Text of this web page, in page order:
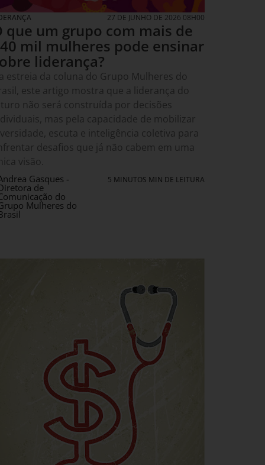
27 DE JUNHO DE 2026 08H00
que um grupo com mais de
mil mulheres pode ensinar
liderança?
estreia da coluna do Grupo Mulheres do
este artigo mostra que a liderança do
não será construída por decisões
mas pela capacidade de mobilizar
escuta e inteligência coletiva para
desafios que já não cabem em uma
visão.
Gasques -
de
do
Mulheres do
5 MINUTOS MIN DE LEITURA